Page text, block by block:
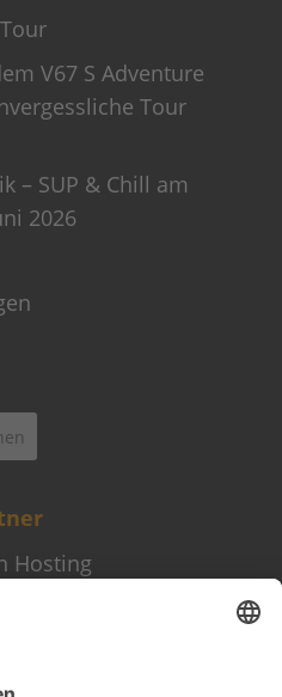
V67 S Adventure
Tour
– SUP & Chill am
2026